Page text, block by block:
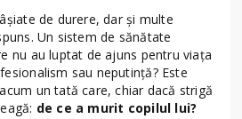
de durere, dar și multe
Un sistem de sănătate
nu au luptat de ajuns pentru viața
sau neputință? Este
un tată care, chiar dacă strigă
de ce a murit copilul lui?